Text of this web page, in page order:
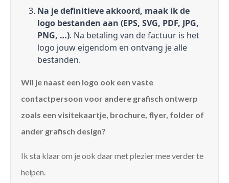
Na je definitieve akkoord, maak ik de
logo bestanden aan (EPS, SVG, PDF, JPG,
PNG, …). Na betaling van de factuur is het
logo jouw eigendom en ontvang je alle
bestanden.
Wil je naast een logo ook een vaste
contactpersoon voor andere grafisch ontwerp
zoals een visitekaartje, brochure, flyer, folder of
ander grafisch design?
Ik sta klaar om je ook daar met plezier mee verder te
helpen.